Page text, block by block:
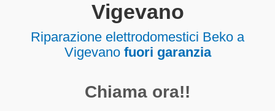
Vigevano
Riparazione elettrodomestici Beko a
Vigevano fuori garanzia
Chiama ora!!